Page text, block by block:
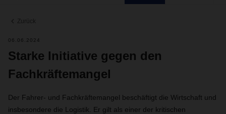
Zurück
06.06.2024
Starke Initiative gegen den
Fachkräftemangel
Der Fahrer- und Fachkräftemangel beschäftigt die Wirtschaft und
insbesondere die Logistik. Er gilt als einer der kritischen